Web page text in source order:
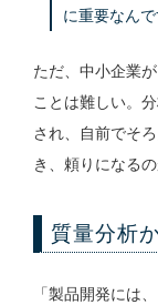
に重要なんで
ただ、中小企業
ことは難しい。
され、自前でそ
き、頼りになる
質量分析
「製品開発には